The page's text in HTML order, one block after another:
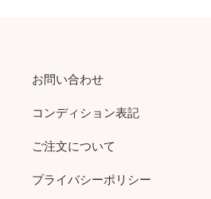
お問い合わせ
コンディション表記
ご注文について
プライバシーポリシー